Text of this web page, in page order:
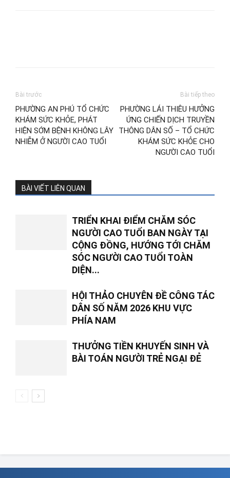
Bài trước
PHƯỜNG AN PHÚ TỔ CHỨC
KHÁM SỨC KHỎE, PHÁT
HIỆN SỚM BỆNH KHÔNG LÂY
NHIỄM Ở NGƯỜI CAO TUỔI
Bài tiếp theo
PHƯỜNG LÁI THIÊU HƯỞNG
ỨNG CHIẾN DỊCH TRUYỀN
THÔNG DÂN SỐ – TỔ CHỨC
KHÁM SỨC KHỎE CHO
NGƯỜI CAO TUỔI
BÀI VIẾT LIÊN QUAN
TRIỂN KHAI ĐIỂM CHĂM SÓC
NGƯỜI CAO TUỔI BAN NGÀY TẠI
CỘNG ĐỒNG, HƯỚNG TỚI CHĂM
SÓC NGƯỜI CAO TUỔI TOÀN
DIỆN...
HỘI THẢO CHUYÊN ĐỀ CÔNG TÁC
DÂN SỐ NĂM 2026 KHU VỰC
PHÍA NAM
THƯỞNG TIỀN KHUYẾN SINH VÀ
BÀI TOÁN NGƯỜI TRẺ NGẠI ĐẺ